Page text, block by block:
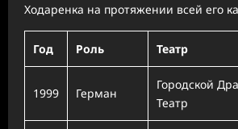
Ходаренка на протяжении всей его
Год Роль Театр
1999 Герман
Городской
Театр